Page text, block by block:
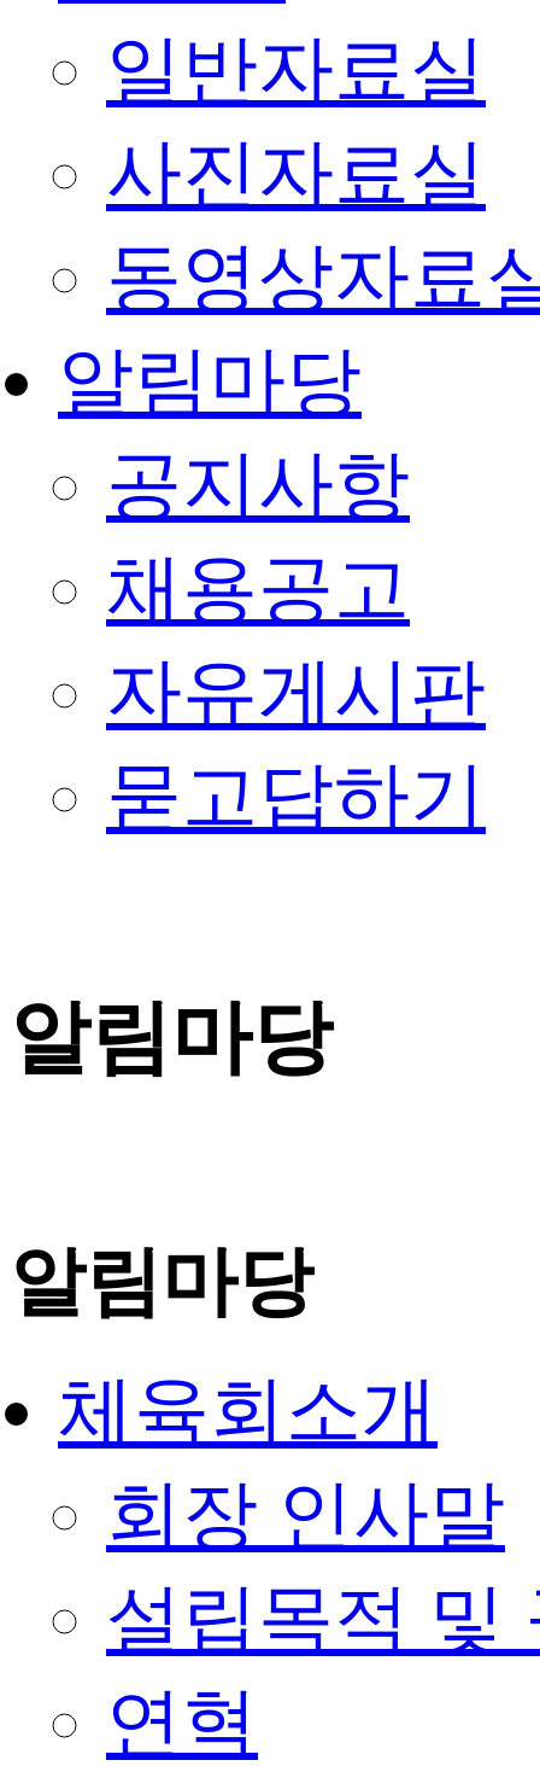
일반자료실
사진자료실
동영상자료
알림마당
공지사항
채용공고
자유게시판
묻고답하기
알림마당
알림마당
체육회소개
회장 인사말
설립목적 및
연혁